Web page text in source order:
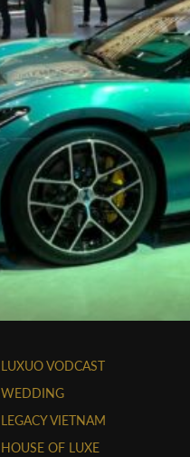
LUXUO VODCAST
WEDDING
LEGACY VIETNAM
HOUSE OF LUXE